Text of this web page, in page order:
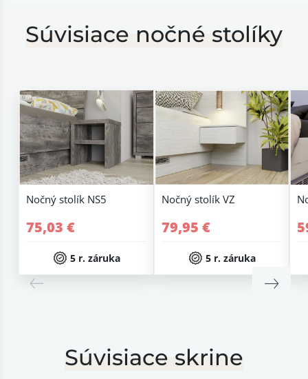
Súvisiace nočné stolíky
Nočný stolík NS5
75,03 €
5 r. záruka
Nočný stolík VZ
79,95 €
5 r. záruka
Súvisiace skrine